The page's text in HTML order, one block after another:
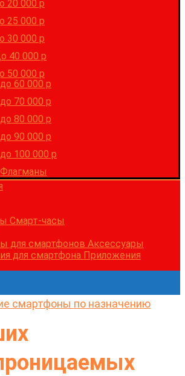
20 000 р
25 000 р
30 000 р
40 000 р
50 000 р
до 60 000 р
до 70 000 р
до 80 000 р
до 90 000 р
до 100 000 р
Флагманы
Смарт-часы
Аксессуары
Приложения
смартфоны по назначению